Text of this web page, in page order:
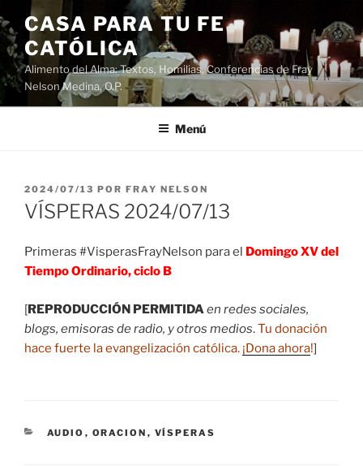
Saltar
al
contenido
CASA PARA TU FE
CATÓLICA
Alimento del Alma: Textos, Homilias, Conferencias de Fray
Nelson Medina, O.P.
Menú
PUBLICADO
EL
2024/07/13 POR FRAY NELSON
VÍSPERAS 2024/07/13
Primeras #VisperasFrayNelson para el Domingo XV del
Tiempo Ordinario, ciclo B
[REPRODUCCIÓN PERMITIDAen redes sociales,
blogs, emisoras de radio, y otros medios.Tu donación
hace fuerte la evangelización católica. ¡Dona ahora!]
CATEGORÍAS
AUDIO , ORACION , VÍSPERAS